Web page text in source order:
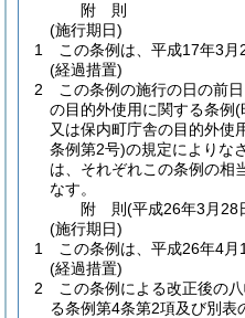
附 則
(施行期日)
1
この条例は、平成17年3月
(経過措置)
2
この条例の施行の日の前
の目的外使用に関する条例(
又は保内町庁舎の目的外使
条例第2号)の規定によりな
は、それぞれこの条例の相
なす。
附 則(平成26年3月28
(施行期日)
1
この条例は、平成26年4月
(経過措置)
2
この条例による改正後の
る条例第4条第2項及び別表